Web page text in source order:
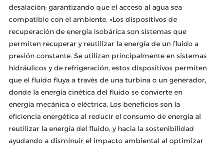
desalación; garantizando que el acceso al agua sea
compatible con el ambiente. «Los dispositivos de
recuperación de energía isobárica son sistemas que
permiten recuperar y reutilizar la energía de un fluido a
presión constante. Se utilizan principalmente en sistemas
hidráulicos y de refrigeración, estos dispositivos permiten
que el fluido fluya a través de una turbina o un generador,
donde la energía cinética del fluido se convierte en
energía mecánica o eléctrica. Los beneficios son la
eficiencia energética al reducir el consumo de energía al
reutilizar la energía del fluido, y hacia la sostenibilidad
ayudando a disminuir el impacto ambiental al optimizar